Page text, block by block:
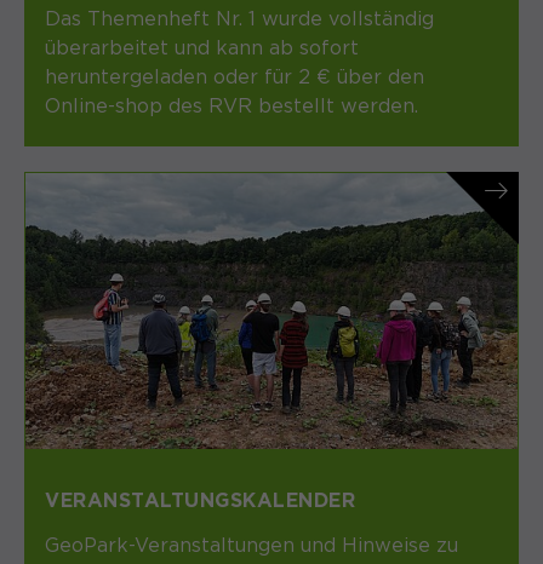
Das Themenheft Nr. 1 wurde vollständig
überarbeitet und kann ab sofort
heruntergeladen oder für 2 € über den
Online-shop des RVR bestellt werden.
VERANSTALTUNGSKALENDER
GeoPark-Veranstaltungen und Hinweise zu